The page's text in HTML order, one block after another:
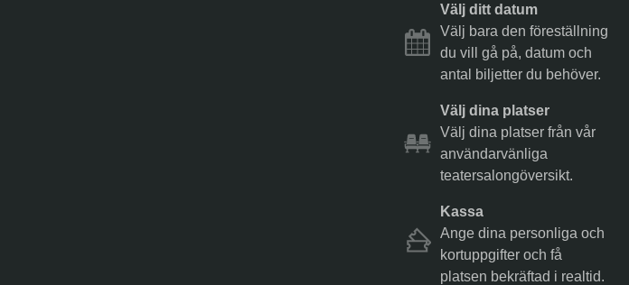
Välj ditt datum
Välj bara den föreställning
du vill gå på, datum och
antal biljetter du behöver.
Välj dina platser
Välj dina platser från vår
användarvänliga
teatersalongöversikt.
Kassa
Ange dina personliga och
kortuppgifter och få
platsen bekräftad i realtid.